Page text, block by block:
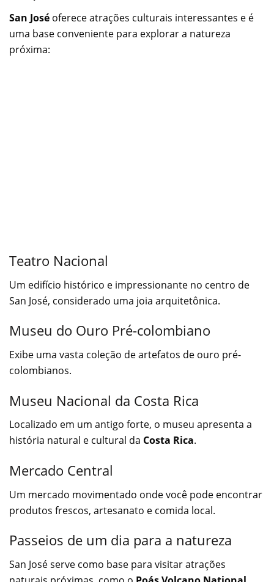
San José oferece atrações culturais interessantes e é
uma base conveniente para explorar a natureza
próxima:
Teatro Nacional
Um edifício histórico e impressionante no centro de
San José, considerado uma joia arquitetônica.
Museu do Ouro Pré-colombiano
Exibe uma vasta coleção de artefatos de ouro pré-
colombianos.
Museu Nacional da Costa Rica
Localizado em um antigo forte, o museu apresenta a
história natural e cultural da Costa Rica.
Mercado Central
Um mercado movimentado onde você pode encontrar
produtos frescos, artesanato e comida local.
Passeios de um dia para a natureza
San José serve como base para visitar atrações